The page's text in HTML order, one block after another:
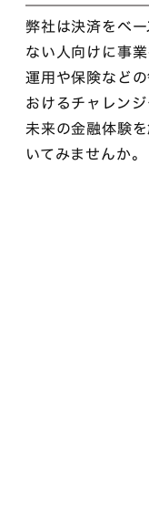
弊社は決済をベ
ない人向けに事
運用や保険など
おけるチャレン
未来の金融体験
いてみませんか。